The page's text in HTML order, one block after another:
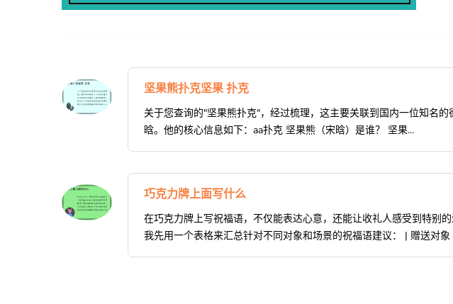
坚果熊扑克坚果 扑克
关于您查询的"坚果熊扑克"，经过梳理，这主要关联到国内一位知名
晗。他的核心信息如下：aa扑克 坚果熊（宋晗）是谁？ 坚果...
巧克力牌上面写什么
在巧克力牌上写祝福语，不仅能表达心意，还能让收礼人感受到特别的
我先用一个表格来汇总针对不同对象和场景的祝福语建议： | 赠送对